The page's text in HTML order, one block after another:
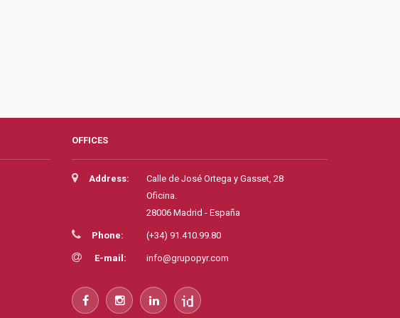
OFFICES
Address:
Calle de José Ortega y Gasset, 28
Oficina.
28006 Madrid - España
Phone: (+34) 91.410.99.80
E-mail: info@grupopyr.com